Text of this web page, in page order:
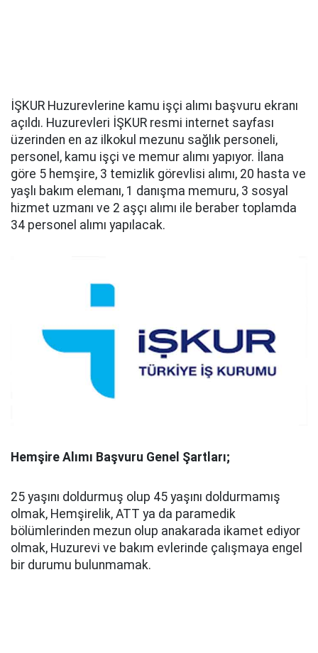
İŞKUR Huzurevlerine kamu işçi alımı başvuru ekranı
açıldı. Huzurevleri İŞKUR resmi internet sayfası
üzerinden en az ilkokul mezunu sağlık personeli,
personel, kamu işçi ve memur alımı yapıyor. İlana
göre 5 hemşire, 3 temizlik görevlisi alımı, 20 hasta ve
yaşlı bakım elemanı, 1 danışma memuru, 3 sosyal
hizmet uzmanı ve 2 aşçı alımı ile beraber toplamda
34 personel alımı yapılacak.
Hemşire Alımı Başvuru Genel Şartları;
25 yaşını doldurmuş olup 45 yaşını doldurmamış
olmak, Hemşirelik, ATT ya da paramedik
bölümlerinden mezun olup anakarada ikamet ediyor
olmak, Huzurevi ve bakım evlerinde çalışmaya engel
bir durumu bulunmamak.